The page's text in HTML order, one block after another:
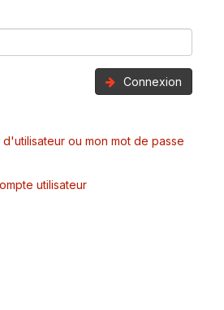
Connexion
ou mon mot de passe
utilisateur